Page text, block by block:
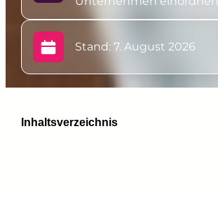
Stand: 7. August 2026
Inhaltsverzeichnis